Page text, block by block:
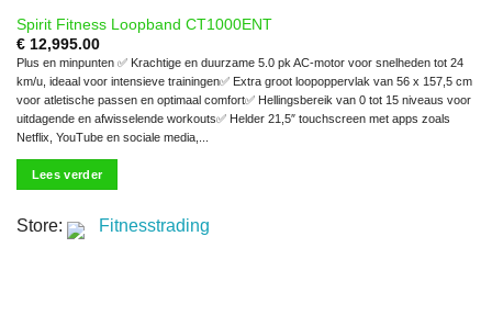
Spirit Fitness Loopband CT1000ENT
€12,995.00
Plus en minpunten ✅ Krachtige en duurzame 5.0 pk AC-motor voor snelheden tot 24
km/u, ideaal voor intensieve trainingen✅ Extra groot loopoppervlak van 56 x 157,5 cm
voor atletische passen en optimaal comfort✅ Hellingsbereik van 0 tot 15 niveaus voor
uitdagende en afwisselende workouts✅ Helder 21,5″ touchscreen met apps zoals
Netflix, YouTube en sociale media,...
Lees verder
Store: Fitnesstrading